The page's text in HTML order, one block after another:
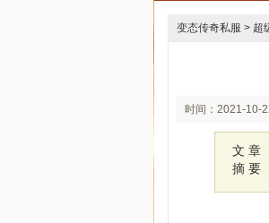
变态传奇私服 > 超
时间：2021-10-
文 章
摘 要